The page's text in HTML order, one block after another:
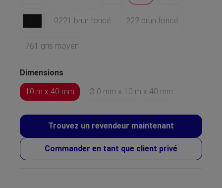
0221 brun foncé 222 brun foncé
761 gris moyen
Dimensions
10 m x 40 mm
Ø 0 mm x 10 m x 40 mm
Trouvez un revendeur maintenant
Commander en tant que client privé